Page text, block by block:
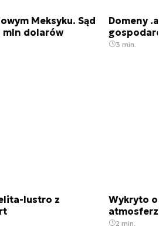
Meksyku. Sąd
mln dolarów
Domeny
3 min.
lustro z
Wykryto
2 min.